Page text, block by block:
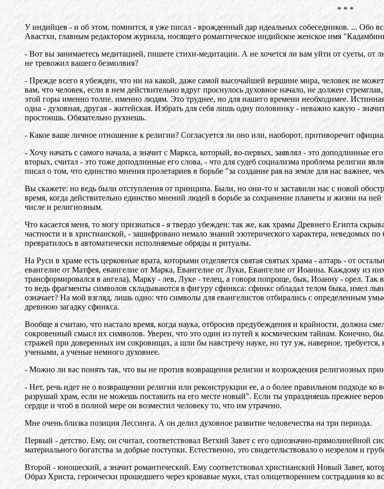
* * *
У индийцев - и об этом, помнится, я уже писал - врожденный дар идеальных собеседников. ... Обо
Авастхи, главным редактором журнала, носящего романтическое индийское женское имя
- Вот вы занимаетесь медитацией, пишете стихи-медитации. А не хочется ли вам уйти от суеты,
не тревожил вашего безмолвия?
- Прежде всего я убежден, что ни на какой, даже самой высочайшей вершине мира, человек не
вам, что человек, если в нем действительно вдруг проснулось духовное начало, не должен
этой горы именно толпе, именно людям. Это труднее, но для нашего времени необходимее.
одна - духовная, другая - житейская. Избрать для себя лишь одну половинку - неважно какую -
простоишь. Обязательно рухнешь.
- Какое ваше личное отношение к религии? Согласуется ли оно или, наоборот, противоречит
- Хочу начать с самого начала, а значит с Маркса, который, во-первых, заявлял - это доподлинные
вторых, считал - это тоже доподлинные его слова, - что для судеб социализма проблема религии
писал о том, что единство мнения пролетариев в борьбе "за создание рая на земле для нас важнее,
Вы скажете: но ведь были отступления от принципа. Были, но они-то и заставили нас с новой
время, когда действительно единство мнений людей в борьбе за сохранение планеты и жизни на
числе и религиозным.
Что касается меня, то могу признаться - я твердо убежден: так же, как храмы Древнего Египта
частности и в христианской, - зашифровано немало знаний эзотерического характера, неведомых
превратилось в автоматически исполняемые обряды и ритуалы.
На Руси в храме есть церковные врата, которыми отделяется святая святых храма - алтарь - от
евангелие от Матфея, евангелие от Марка, Евангелие от Луки, Евангелие от Иоанна. Каждому из
трансформировался в ангела), Марку - лев, Луке - телец, а говоря попроще, бык, Иоанну - орел. Так
то ведь фрагменты символов складываются в фигуру сфинкса: сфинкс обладал телом быка, имел
означает? На мой взгляд, лишь одно: что символы для евангелистов отбирались с определенным
древнюю загадку сфинкса.
Вообще я считаю, что настало время, когда наука, отбросив предубеждения и крайности, должна
сокровенный смысл их символов. Уверен, что это один из путей к космическим тайнам. Конечно,
стражей при доверенных им сокровищах, а шли бы навстречу науке, но тут уж, наверное,
учеными, а ученые немного духовнее.
- Можно ли вас понять так, что вы не против возвращения религии и возрождения религиозных
- Нет, речь идет не о возвращении религии или реконструкции ее, а о более правильном подходе
разрушай храм, если не можешь поставить на его месте новый". Если ты упраздняешь прежнее
сердце и чтоб в полной мере он возместил человеку то, что им утрачено.
Мне очень близка позиция Лессинга. А он делил духовное развитие человечества на три периода.
Первый - детство. Ему, он считал, соответствовал Ветхий Завет с его однозначно-прямолинейной
материального богатства за добрые поступки. Естественно, это свидетельствовало о незрелом и
Второй - юношеский, а значит романтический. Ему соответствовал христианский Новый Завет,
Образ Христа, героически прошедшего через кровавые муки, стал олицетворением сострадания ко